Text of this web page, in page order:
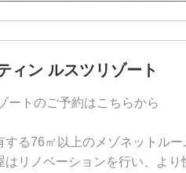
ィン ルスツリゾート
ートのご予約はこちらから
する76㎡以上のメゾネットル
はリノベーションを行い、より